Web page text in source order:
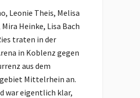
Leonie Theis, Melisa
Heinke, Lisa Bach
traten in der
in Koblenz gegen
aus dem
Mittelrhein an.
war eigentlich klar,